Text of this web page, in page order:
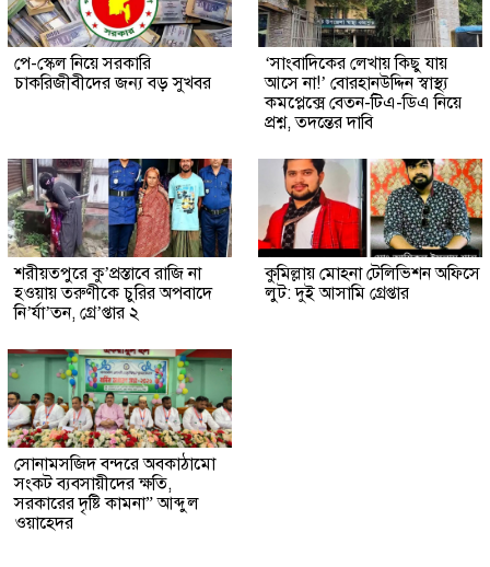
পে-স্কেল নিয়ে সরকারি
চাকরিজীবীদের জন্য বড় সুখবর
‘সাংবাদিকের লেখায় কিছু যায়
আসে না!’ বোরহানউদ্দিন স্বাস্থ্য
কমপ্লেক্সে বেতন-টিএ-ডিএ নিয়ে
প্রশ্ন, তদন্তের দাবি
শরীয়তপুরে কু’প্রস্তাবে রাজি না
হওয়ায় তরুণীকে চুরির অপবাদে
নি’র্যা’তন, গ্রে’প্তার ২
কুমিল্লায় মোহনা টেলিভিশন অফিসে
লুট: দুই আসামি গ্রেপ্তার
সোনামসজিদ বন্দরে অবকাঠামো
সংকট ব্যবসায়ীদের ক্ষতি,
সরকারের দৃষ্টি কামনা” আব্দুল
ওয়াহেদর